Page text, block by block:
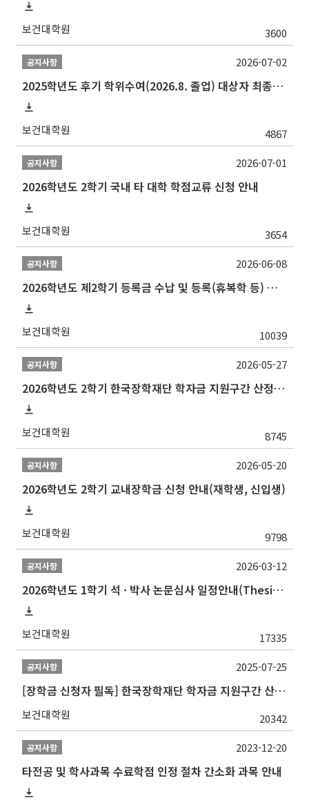
보건대학원 3600
공지사항
2025학년도 후기 학위수여(2026.8. 졸업) 대상자 최종인준 논문 제출 안내
보건대학원 4867
2026-07-02
공지사항
2026학년도 2학기 국내 타 대학 학점교류 신청 안내
보건대학원 3654
2026-07-01
공지사항
2026학년도 제2학기 등록금 수납 및 등록(휴복학 등) 일정 안내
보건대학원 10039
2026-06-08
공지사항
2026학년도 2학기 한국장학재단 학자금 지원구간 산정 신청 안내
보건대학원 8745
2026-05-27
공지사항
2026학년도 2학기 교내장학금 신청 안내(재학생, 신입생)
보건대학원 9798
2026-05-20
공지사항
2026학년도 1학기 석 · 박사 논문심사 일정안내(Thesis Defense Schedules)
보건대학원 17335
2026-03-12
공지사항
[장학금 신청자 필독] 한국장학재단 학자금 지원구간 산정 권고
보건대학원 20342
2025-07-25
공지사항
타전공 및 학사과목 수료학점 인정 절차 간소화 과목 안내
2023-12-20